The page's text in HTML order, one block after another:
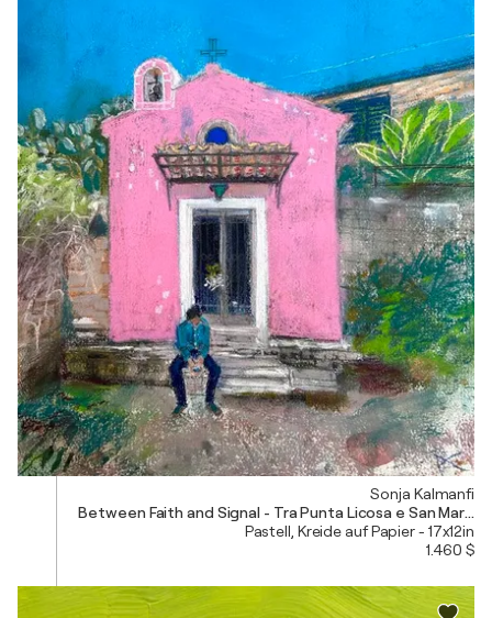
Sonja Kalmanfi
Between Faith and Signal - Tra Punta Licosa e San
Pastell, Kreide auf Papier - 17x12in
1.460 $